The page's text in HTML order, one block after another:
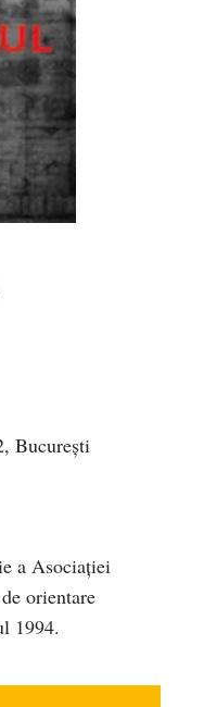
București
a Asociaţiei
orientare
1994.